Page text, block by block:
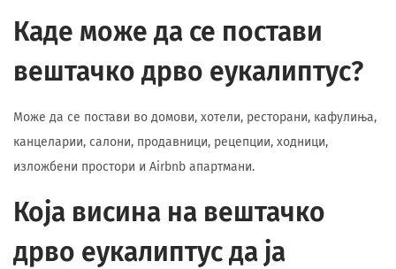
Каде може да се постави
вештачко дрво еукалиптус?
Може да се постави во домови, хотели, ресторани, кафулиња,
канцеларии, салони, продавници, рецепции, ходници,
изложбени простори и Airbnb апартмани.
Која висина на вештачко
дрво еукалиптус да ја